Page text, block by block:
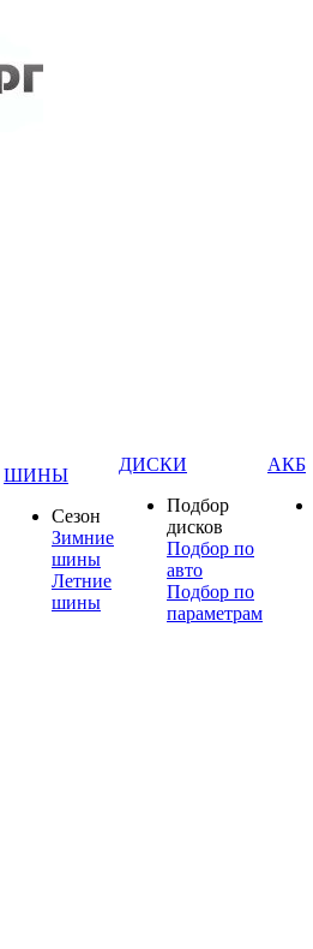
ШИНЫ
Сезон
Зимние
шины
Летние
шины
ДИСКИ
Подбор
дисков
Подбор по
авто
Подбор по
параметрам
АКБ